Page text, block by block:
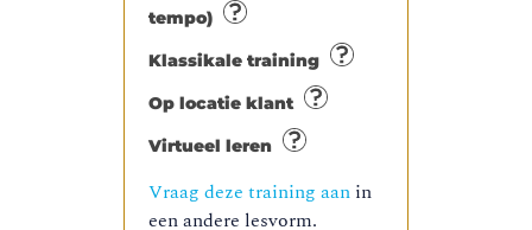
tempo)
Klassikale training
Op locatie klant
Virtueel leren
Vraag deze training aan in
een andere lesvorm.